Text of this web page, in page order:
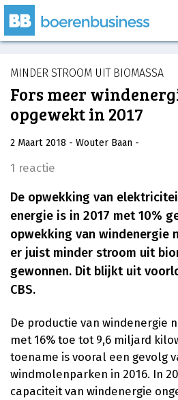
MINDER STROOM UIT BIOMASSA
Fors meer
opgewekt in 2017
2 Maart 2018 - Wouter Baan -
1 reactie
De opwekking van
energie is in 2017 met 10%
opwekking van windenergie
er juist minder stroom uit
gewonnen. Dit blijkt uit
CBS.
De productie van windenergie
met 16% toe tot 9,6 miljard
toename is vooral een gevolg
windmolenparken in 2016. In
capaciteit van windenergie